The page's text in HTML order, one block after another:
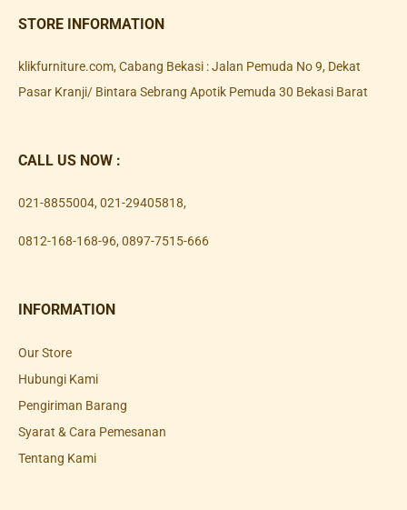
STORE INFORMATION
klikfurniture.com, Cabang Bekasi : Jalan Pemuda No 9, Dekat
Pasar Kranji/ Bintara Sebrang Apotik Pemuda 30 Bekasi Barat
CALL US NOW :
021-8855004, 021-29405818,
0812-168-168-96, 0897-7515-666
INFORMATION
Our Store
Hubungi Kami
Pengiriman Barang
Syarat & Cara Pemesanan
Tentang Kami